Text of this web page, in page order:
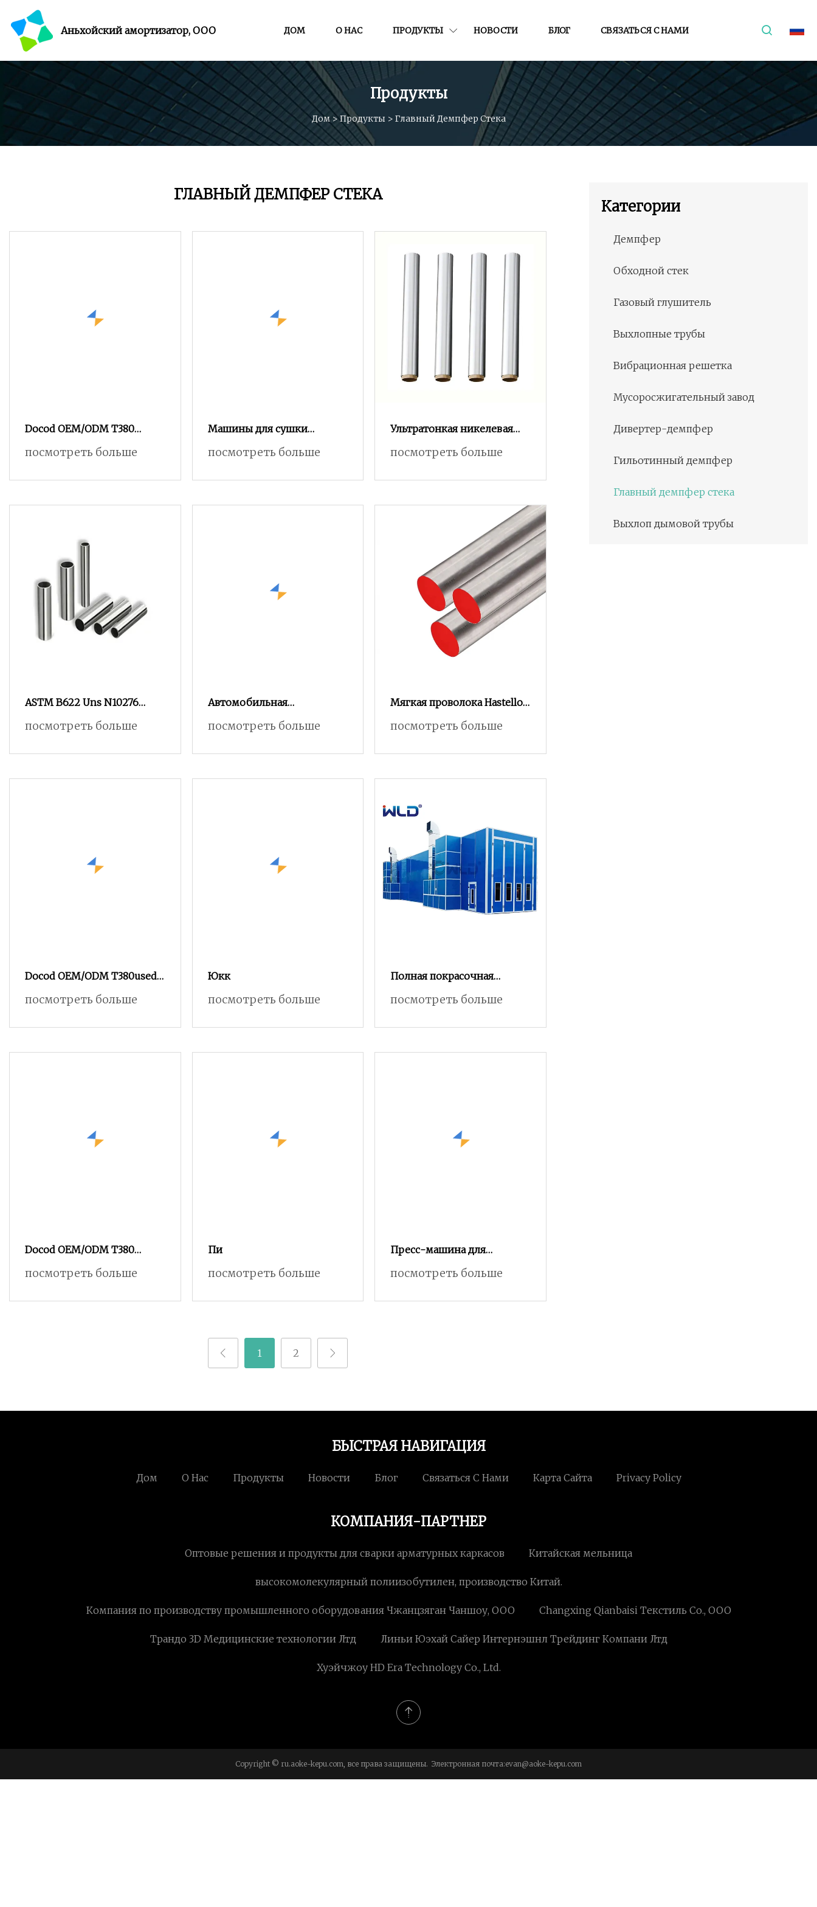
Аньхойский амортизатор, ООО ДОМ О НАС ПРОДУКТЫ НОВОСТИ БЛОГ СВЯЗАТЬСЯ С НАМИ
Продукты
Дом >Продукты > Главный Демпфер Стека
ГЛАВНЫЙ ДЕМПФЕР СТЕКА
Docod OEM/ODM T380
Дешевый струйный
струйный принтер рядом
со мной для сумки для яиц
посмотреть больше
Машины для сушки
древесины, мебели,
сушилки для древесины,
сушилки для сушки
посмотреть больше
Ультратонкая никелевая
N10276/2.4819/Hastelloy C276
толщиной 0,048 мм Цена
посмотреть больше
ASTM B622 Uns N10276
Hastelloy C276 Поставщик
никелевых бесшовных
труб
посмотреть больше
Автомобильная
покрасочная камера с
полностью нижней
покраской для
посмотреть больше
Мягкая проволока Hastelloy
C276 0,038 мм с катушкой
посмотреть больше
Docod OEM/ODM T380used
Тип картриджа для
струйного принтера для
губки для
посмотреть больше
Юкк
посмотреть больше
Полная покрасочная
камера с пониженным
проектом. Покрасочная
камера для покраски
посмотреть больше
Docod OEM/ODM T380
Сравнить цены на
чернильные картриджи
Industrial Inkjet Coder
посмотреть больше
Пи
посмотреть больше
Пресс-машина для
посмотреть больше
1 2
Категории
Демпфер
Обходной стек
Газовый глушитель
Выхлопные трубы
Вибрационная решетка
Мусоросжигательный завод
Дивертер-демпфер
Гильотинный демпфер
Главный демпфер стека
Выхлоп дымовой трубы
БЫСТРАЯ НАВИГАЦИЯ
Дом О Нас Продукты Новости Блог Связаться С Нами Карта Сайта Privacy Policy
КОМПАНИЯ-ПАРТНЕР
Оптовые решения и продукты для сварки арматурных каркасов Китайская мельница
высокомолекулярный полиизобутилен, производство Китай.
Компания по производству промышленного оборудования Чжанцзяган Чаншоу, ООО Changxing Qianbaisi Текстиль Co., ООО
Трандо 3D Медицинские технологии Лтд Линьи Юэхай Сайер Интернэшнл Трейдинг Компани Лтд
Хуэйчжоу HD Era Technology Co., Ltd.
Copyright © ru.aoke-kepu.com, все права защищены. Электронная почта:evan@aoke-kepu.com